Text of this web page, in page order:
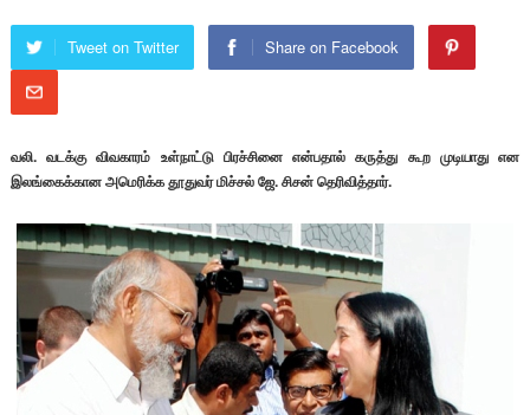
Tweet on Twitter Share on Facebook
வலி. வடக்கு விவகாரம் உள்நாட்டு பிரச்சினை என்பதால் கருத்து கூற முடியாது என
இலங்கைக்கான அமெரிக்க தூதுவர் மிச்சல் ஜே. சிசன் தெரிவித்தார்.